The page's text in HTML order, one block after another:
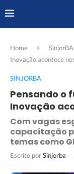
Home SinjorBA
Inovação acontece
SINJORBA
Pensando o
Inovação
Com vagas
capacitação
temas como
Escrito porSinjorba